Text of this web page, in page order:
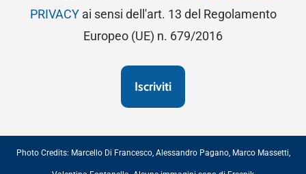
PRIVACYai sensi dell'art. 13 del Regolamento
Europeo (UE) n. 679/2016
Photo Credits: Marcello Di Francesco, Alessandro Pagano, Marco Massetti,